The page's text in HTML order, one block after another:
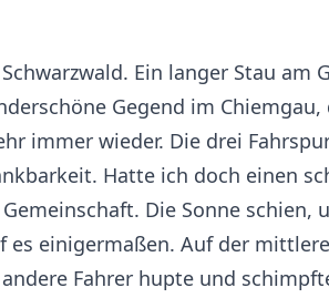
Ein langer Stau am
Gegend im Chiemgau,
immer wieder. Die drei
Hatte ich doch einen
Die Sonne schien,
es einigermaßen. Auf der
Fahrer hupte und